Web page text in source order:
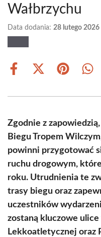
Wałbrzychu
Data dodania: 28 lutego 2026
Share
Share
(Twitter)
Share
Zgodnie z
Biegu Tropem
powinni przygotować
ruchu drogowym,
roku. Utrudnienia te
trasy biegu oraz
uczestników
zostaną kluczowe
Lekkoatletycznej oraz